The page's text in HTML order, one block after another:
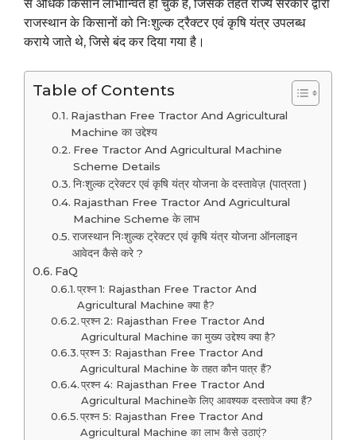
से अधिक किसान लाभान्वित हो चुके हैं, जिसके तहत राज्य सरकार द्वारा
राजस्थान के किसानों को निःशुल्क ट्रैक्टर एवं कृषि यंत्र उपलब्ध
कराये जाते थे, जिसे बंद कर दिया गया है।
Table of Contents
Rajasthan Free Tractor And Agricultural
Machine का उद्देश्य
Free Tractor And Agricultural Machine
Scheme Details
निःशुल्क ट्रेक्टर एवं कृषि यंत्र योजना के दस्तावेज़ (पात्रता )
Rajasthan Free Tractor And Agricultural
Machine Scheme के लाभ
राजस्थान निःशुल्क ट्रेक्टर एवं कृषि यंत्र योजना ऑनलाइन
आवेदन कैसे करे ?
FaQ
प्रश्न 1: Rajasthan Free Tractor And
Agricultural Machine क्या है?
प्रश्न 2: Rajasthan Free Tractor And
Agricultural Machine का मुख्य उद्देश्य क्या है?
प्रश्न 3: Rajasthan Free Tractor And
Agricultural Machine के तहत कौन पात्र हैं?
प्रश्न 4: Rajasthan Free Tractor And
Agricultural Machineके लिए आवश्यक दस्तावेज क्या हैं?
प्रश्न 5: Rajasthan Free Tractor And
Agricultural Machine का लाभ कैसे उठाएं?